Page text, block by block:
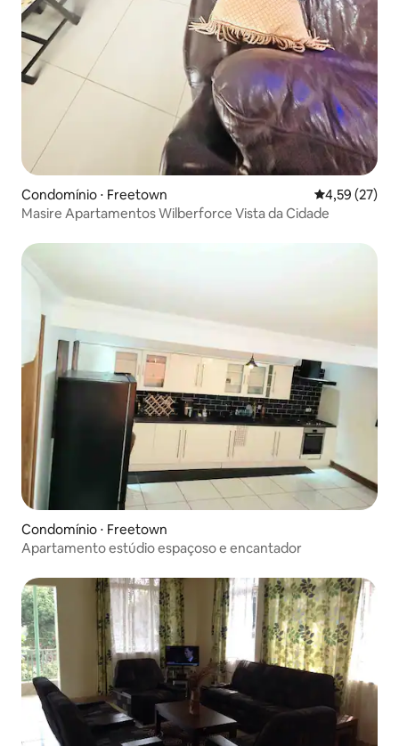
Condomínio ⋅ Freetown 4,59 de uma
4,59 (27)
Masire Apartamentos Wilberforce Vista da Cidade
Condomínio ⋅ Freetown
Apartamento estúdio espaçoso e encantador